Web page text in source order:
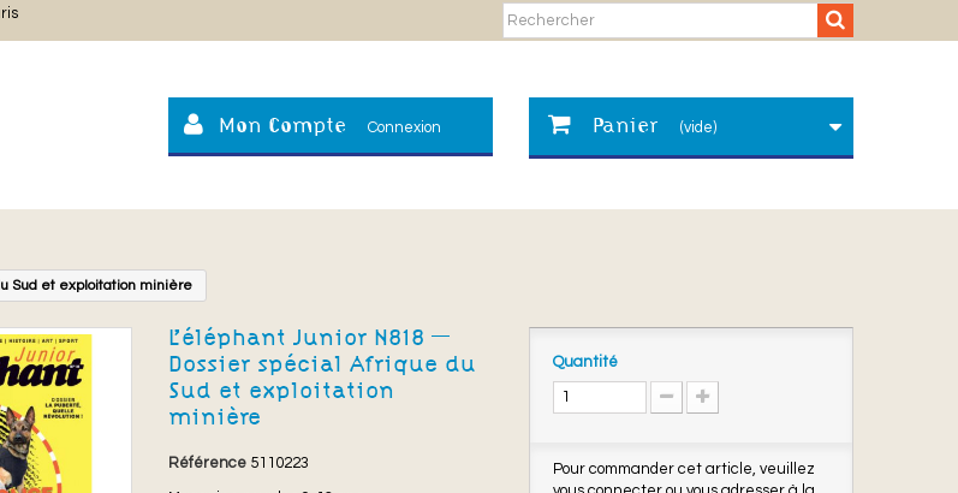
Mon Compte Connexion Panier (vide)
Sud et exploitation minière
L’éléphant Junior N°18 –
Dossier spécial Afrique du
Sud et exploitation
minière
Référence 5110223
Quantité
Pour commander cet article, veuillez